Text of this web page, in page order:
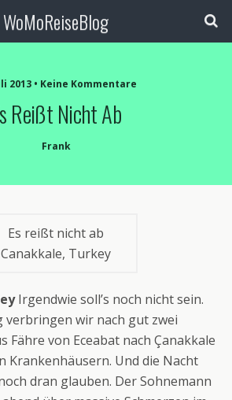
WoMoReiseBlog
2013 • Keine Kommentare
Reißt Nicht Ab
Frank
Es reißt nicht ab
Canakkale, Turkey
Irgendwie soll’s noch nicht sein.
verbringen wir nach gut zwei
Fähre von Eceabat nach Çanakkale
Krankenhäusern. Und die Nacht
dran glauben. Der Sohnemann